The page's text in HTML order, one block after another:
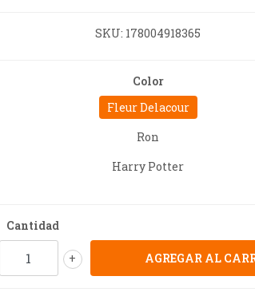
SKU: 178004918365
Color
Fleur Delacour
Ron
Harry Potter
Cantidad
+